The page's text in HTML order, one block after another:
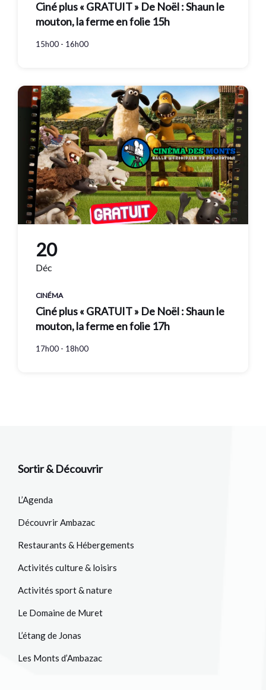
Ciné plus « GRATUIT » De Noël : Shaun le
mouton, la ferme en folie 15h
15h00 - 16h00
20
Déc
CINÉMA
Ciné plus « GRATUIT » De Noël : Shaun le
mouton, la ferme en folie 17h
17h00 - 18h00
Sortir & Découvrir
L’Agenda
Découvrir Ambazac
Restaurants & Hébergements
Activités culture & loisirs
Activités sport & nature
Le Domaine de Muret
L’étang de Jonas
Les Monts d’Ambazac